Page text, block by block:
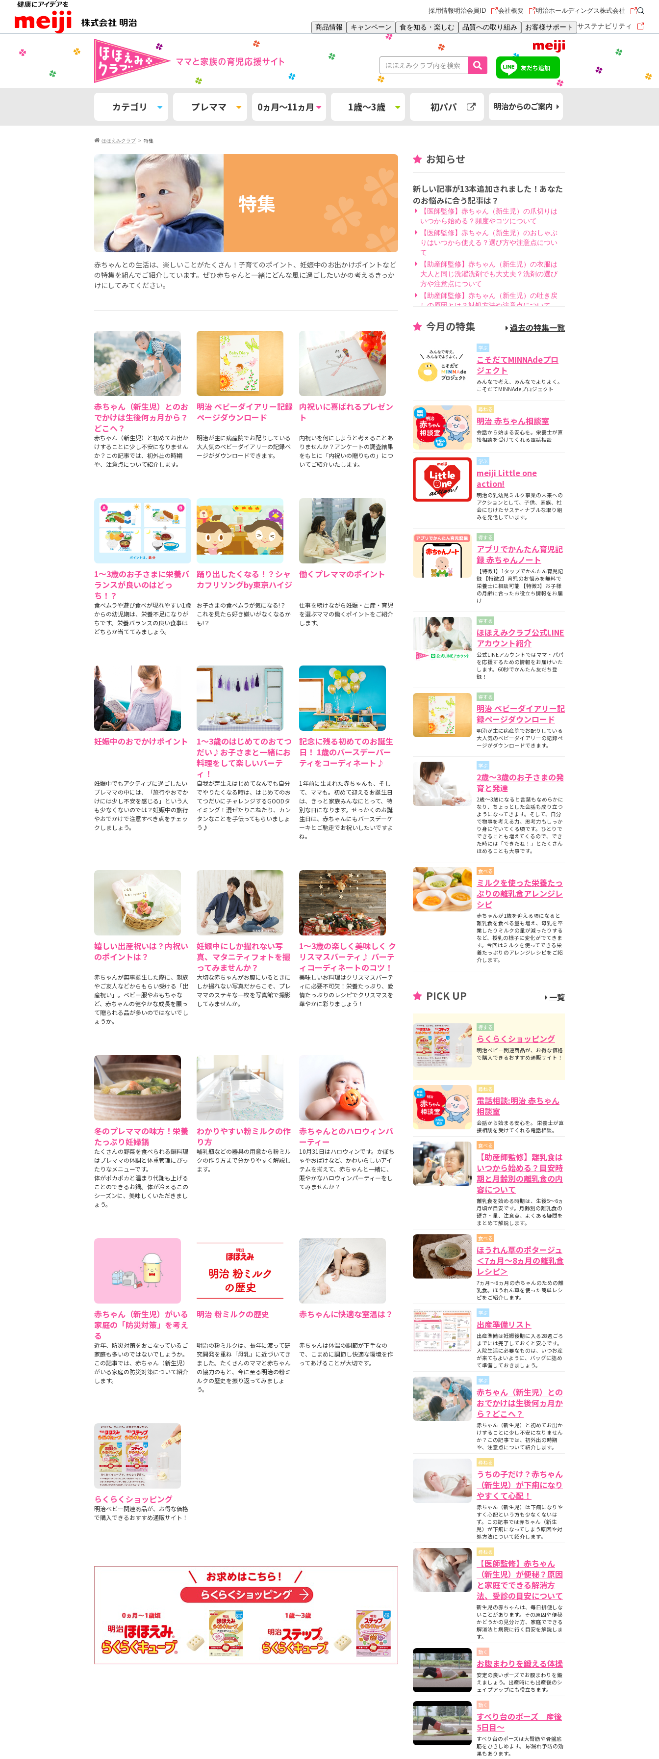
商品情報 キャンペーン 食を知る・楽しむ 品質への取り組み お客様サポート サステナビリティ
採用情報明治会員ID 会社概要 明治ホールディングス株式会社
友だち追加
カテゴリ プレママ 0ヵ月～11ヵ月 1歳～3歳 初パパ 明治からのご案内
ほほえみクラブ 特集
特集
赤ちゃんとの生活は、楽しいことがたくさん！子育てのポイント、妊娠中のお出かけポイントなど
の特集を組んでご紹介しています。ぜひ赤ちゃんと一緒にどんな風に過ごしたいかの考えるきっか
けにしてみてください。
赤ちゃん（新生児）とのお
でかけは生後何ヵ月から？
どこへ？
赤ちゃん（新生児）と初めてお出か
けすることに少し不安になりません
か？この記事では、初外出の時期
や、注意点について紹介します。
明治 ベビーダイアリー記録
ページダウンロード
明治が主に病産院でお配りしている
大人気のベビーダイアリーの記録ペ
ージがダウンロードできます。
内祝いに喜ばれるプレゼン
ト
内祝いを何にしようと考えることあ
りませんか？アンケートの調査結果
をもとに「内祝いの贈りもの」につ
いてご紹介いたします。
1〜3歳のお子さまに栄養バ
ランスが良いのはどっ
ち！？
食べムラや遊び食べが現れやすい1歳
からの幼児期は、栄養不足になりが
ちです。栄養バランスの良い食事は
どちらか当ててみましょう。
踊り出したくなる！？シャ
カフリソングby東京ハイジ
お子さまの食べムラが気になる!？
これを見たら好き嫌いがなくなるか
も!？
働くプレママのポイント
仕事を続けながら妊娠・出産・育児
を選ぶママの働くポイントをご紹介
します。
妊娠中のおでかけポイント
妊娠中でもアクティブに過ごしたい
プレママの中には、「旅行やおでか
けには少し不安を感じる」という人
も少なくないのでは？妊娠中の旅行
やおでかけで注意すべき点をチェッ
クしましょう。
1〜3歳のはじめてのおてつ
だい♪お子さまと一緒にお
料理をして楽しいパーテ
ィ！
自我が芽生えはじめてなんでも自分
でやりたくなる時は、はじめてのお
てつだいにチャレンジするGOODタ
イミング！混ぜたりこねたり、カン
タンなことを手伝ってもらいましょ
う♪
記念に残る初めてのお誕生
日！ 1歳のバースデーパー
ティをコーディネート♪
1年前に生まれた赤ちゃんも、そし
て、ママも。初めて迎えるお誕生日
は、きっと家族みんなにとって、特
別な日になります。せっかくのお誕
生日は、赤ちゃんにもバースデーケ
ーキとご馳走でお祝いしたいですよ
ね。
嬉しい出産祝いは？内祝い
のポイントは？
赤ちゃんが無事誕生した際に、親族
やご友人などからもらい受ける「出
産祝い」。ベビー服やおもちゃな
ど、赤ちゃんの健やかな成長を願っ
て贈られる品が多いのではないでし
ょうか。
妊娠中にしか撮れない写
真、マタニティフォトを撮
ってみませんか？
大切な赤ちゃんがお腹にいるときに
しか撮れない写真だからこそ、プレ
ママのステキな一枚を写真館で撮影
してみませんか。
1～3歳の楽しく美味しく ク
リスマスパーティ♪ パーテ
ィコーディネートのコツ！
美味しいお料理はクリスマスパーテ
ィに必要不可欠！栄養たっぷり、愛
情たっぷりのレシピでクリスマスを
華やかに彩りましょう！
冬のプレママの味方！栄養
たっぷり妊婦鍋
たくさんの野菜を食べられる鍋料理
はプレママの体調と体重管理にぴっ
たりなメニューです。
体がポカポカと温まり代謝も上げる
ことのできるお鍋。体が冷えるこの
シーズンに、美味しくいただきまし
ょう。
わかりやすい粉ミルクの作
り方
哺乳瓶などの器具の用意から粉ミル
クの作り方まで分かりやすく解説し
ます。
赤ちゃんとのハロウィンパ
ーティー
10月31日はハロウィンです。かぼち
ゃやおばけなど、かわいらしいアイ
テムを揃えて、赤ちゃんと一緒に、
賑やかなハロウィンパーティーをし
てみませんか？
赤ちゃん（新生児）がいる
家庭の「防災対策」を考え
る
近年、防災対策をおこなっているご
家庭も多いのではないでしょうか。
この記事では、赤ちゃん（新生児）
がいる家庭の防災対策について紹介
します。
明治 粉ミルクの歴史
明治の粉ミルクは、長年に渡って研
究開発を重ね「母乳」に近づいてき
ました。たくさんのママと赤ちゃん
の協力のもと、今に至る明治の粉ミ
ルクの歴史を振り返ってみましょ
う。
赤ちゃんに快適な室温は？
赤ちゃんは体温の調節が下手なの
で、こまめに調節し快適な環境を作
ってあげることが大切です。
らくらくショッピング
明治ベビー関連商品が、お得な価格
で購入できるおすすめ通販サイト！
お知らせ
新しい記事が13本追加されました！あなた
のお悩みに合う記事は？
【医師監修】赤ちゃん（新生児）の爪切りは
いつから始める？頻度やコツについて
【医師監修】赤ちゃん（新生児）のおしゃぶ
りはいつから使える？選び方や注意点につい
て
【助産師監修】赤ちゃん（新生児）の衣服は
大人と同じ洗濯洗剤でも大丈夫？洗剤の選び
方や注意点について
【助産師監修】赤ちゃん（新生児）の吐き戻
しの原因とは？対処方法や注意点について
げ方とは？授乳方法やポイントについて
要？煮沸・電子レンジの違いも紹介
【医師監修】新生児の成長曲線とは？成長曲
線を下回るときの対策について
【医師監修】赤ちゃん（新生児）が便秘？原
因と家庭でできる解消方法、受診の目安につ
【助産師監修】離乳食の進め方とは？月齢
別・隔週のスケジュールやNG食材について
【助産師監修】離乳食はいつから始める？目
安時期と月齢別の離乳食の内容について
【医師監修】フォローアップミルクとは？母
乳やミルクとの違いについて
【看護師監修】フォローアップミルクはいつ
から始める？切り替えの目安と必要性を解説
【看護師監修】フォローアップミルクはいつ
まで飲ませる？タイミングの目安と注意点
今月の特集 過去の特集一覧
学ぶ
こそだてMINNAdeプロ
ジェクト
みんなで考え、みんなでよりよく。
こそだてMINNAdeプロジェクト
尋ねる
明治 赤ちゃん相談室
会話から始まる安心を。栄養士が直
接相談を受けてくれる電話相談
学ぶ
meiji Little one
action!
明治の乳幼児ミルク事業の未来への
アクションとして、子供、家族、社
会にむけたサスティナブルな取り組
みを発信しています。
得する
アプリでかんたん育児記
録 赤ちゃんノート
【特徴1】1タップでかんたん育児記
録 【特徴2】育児のお悩みを無料で
栄養士に相談可能 【特徴3】お子様
の月齢に合ったお役立ち情報をお届
け
得する
ほほえみクラブ公式LINE
アカウント紹介
公式LINEアカウントではママ・パパ
を応援するための情報をお届けいた
します。60秒でかんたん友だち登
録！
得する
明治 ベビーダイアリー記
録ページダウンロード
明治が主に病産院でお配りしている
大人気のベビーダイアリーの記録ペ
ージがダウンロードできます。
学ぶ
2歳～3歳のお子さまの発
育と発達
2歳～3歳になると言葉もなめらかに
なり、ちょっとした会話も成り立つ
ようになってきます。そして、自分
で物事を考える力、思考力もしっか
り身に付いてくる頃です。ひとりで
できることも増えてくるので、でき
た時には「できたね！」とたくさん
ほめることも大事です。
食べる
ミルクを使った栄養たっ
ぷりの離乳食アレンジレ
シピ
赤ちゃんが1歳を迎える頃になると
離乳食を食べる量も増え、母乳を卒
業したりミルクの量が減ったりする
など、授乳の様子に変化がでてきま
す。今回はミルクを使ってできる栄
養たっぷりのアレンジレシピをご紹
介します。
PICK UP 一覧
得する
らくらくショッピング
明治ベビー関連商品が、お得な価格
で購入できるおすすめ通販サイト！
尋ねる
電話相談:明治 赤ちゃん
相談室
会話から始まる安心を。 栄養士が直
接相談を受けてくれる電話相談。
食べる
【助産師監修】離乳食は
いつから始める？目安時
期と月齢別の離乳食の内
容について
離乳食を始める時期は、生後5〜6ヵ
月頃が目安です。月齢別の離乳食の
硬さ・量、注意点、よくある疑問を
まとめて解説します。
食べる
ほうれん草のポタージュ
＜7ヵ月〜8ヵ月の離乳食
レシピ＞
7ヵ月～8ヵ月の赤ちゃんのための離
乳食。ほうれん草を使った簡単レシ
ピをご紹介します。
学ぶ
出産準備リスト
出産準備は妊娠後期に入る28週ごろ
までには完了しておくと安心です。
入院生活に必要なものは、いつお産
が来てもよいように、バッグに詰め
て準備しておきましょう。
学ぶ
赤ちゃん（新生児）との
おでかけは生後何ヵ月か
ら？どこへ？
赤ちゃん（新生児）と初めてお出か
けすることに少し不安になりません
か？この記事では、初外出の時期
や、注意点について紹介します。
尋ねる
うちの子だけ？赤ちゃん
（新生児）が下痢になり
やすくて心配！
赤ちゃん（新生児）は下痢になりや
すく心配という方も少なくないは
ず。この記事では赤ちゃん（新生
児）が下痢になってしまう原因や対
処方法について紹介します。
尋ねる
【医師監修】赤ちゃん
（新生児）が便秘？原因
と家庭でできる解消方
法、受診の目安について
新生児の赤ちゃんは、毎日排便しな
いことがあります。その原因や便秘
かどうかの見分け方、家庭でできる
解消法と病院に行く目安を解説しま
す。
動く
お腹まわりを鍛える体操
安定の良いポーズでお腹まわりを鍛
えましょう。出産時にも出産後のシ
ェイプアップにも役立ちます。
動く
すべり台のポーズ 産後
5日目〜
すべり台のポーズは大臀筋や骨盤底
筋をひきしめます。 尿漏れ予防の効
果もあります。